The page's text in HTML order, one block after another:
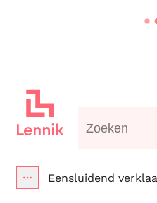
Lennik
Waarmee
Toon alle
Eensluidend